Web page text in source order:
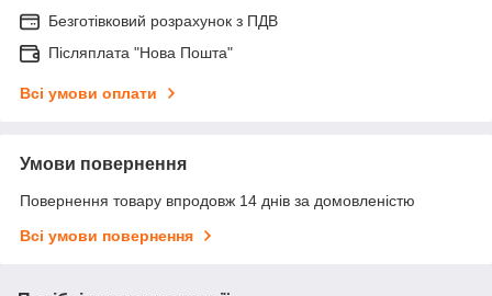
Безготівковий розрахунок з ПДВ
Післяплата "Нова Пошта"
Всі умови оплати
Умови повернення
Повернення товару впродовж 14 днів за домовленістю
Всі умови повернення